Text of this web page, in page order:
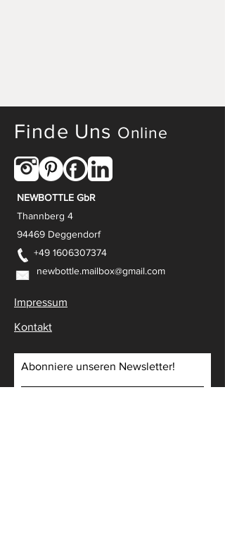
Finde Uns Online
NEWBOTTLE GbR
Thannberg 4
94469 Deggendorf
+49 1606307374
newbottle.mailbox@gmail.com
Impressum
Kontakt
Abonniere unseren Newsletter!